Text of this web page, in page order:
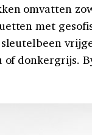
omvatten
met
donkergrijs.